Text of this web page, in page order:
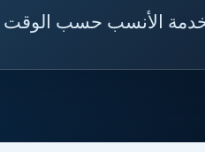
الأنسب حسب الوقت